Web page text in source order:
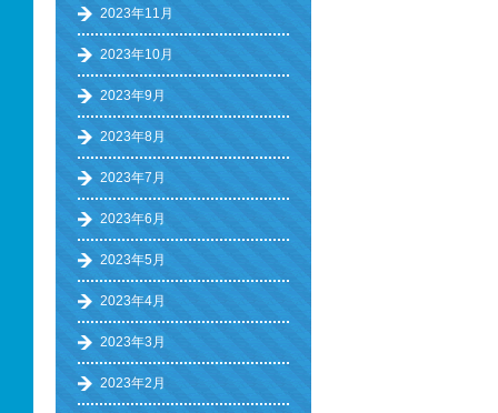
2023年11月
2023年10月
2023年9月
2023年8月
2023年7月
2023年6月
2023年5月
2023年4月
2023年3月
2023年2月